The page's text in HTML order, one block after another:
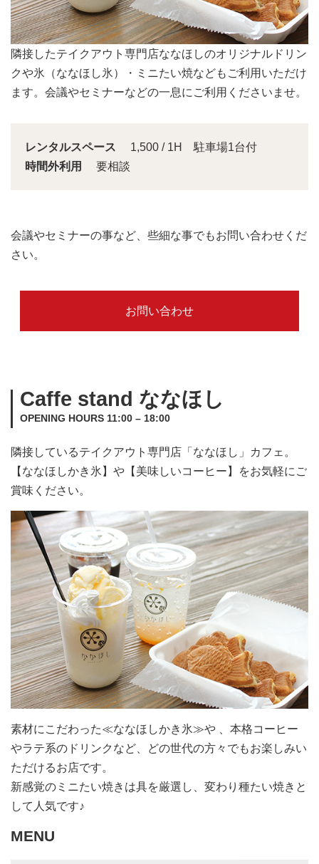
会議スペースは大きな窓から明るい日差しが入り込みま
す。
レンタルスペース
1,500 / 1H 駐車場1台付
時間外利用
要相談
会議やセミナーの事など、些細な事でもお問い合わせくだ
さい。
お問い合わせ
Caffe stand ななほし
OPENING HOURS 11:00 – 18:00
隣接しているテイクアウト専門店「ななほし」カフェ。
【ななほしかき氷】や【美味しいコーヒー】をお気軽にご
賞味ください。
素材にこだわった≪ななほしかき氷≫や 、本格コーヒー
やラテ系のドリンクなど、どの世代の方々でもお楽しみい
ただけるお店です。
新感覚のミニたい焼きは具を厳選し、変わり種たい焼きと
して人気です♪
MENU